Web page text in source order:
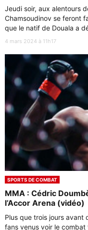
Jeudi soir, aux alentours
Chamsoudinov se feront
que le natif de Douala a
4 mars 2024 à 11h17
SPORTS DE COMBAT
MMA : Cédric
l’Accor Arena (vidéo)
Plus que trois jours avant
fans venus voir le